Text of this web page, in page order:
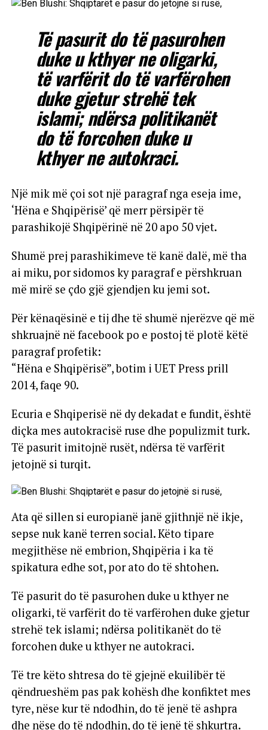
Të pasurit do të pasurohen
duke u kthyer ne oligarki,
të varfërit do të varfërohen
duke gjetur strehë tek
islami; ndërsa politikanët
do të forcohen duke u
kthyer ne autokraci.
Një mik më çoi sot një paragraf nga eseja ime,
‘Hëna e Shqipërisë’ që merr përsipër të
parashikojë Shqipërinë në 20 apo 50 vjet.
Shumë prej parashikimeve të kanë dalë, më tha
ai miku, por sidomos ky paragraf e përshkruan
më mirë se çdo gjë gjendjen ku jemi sot.
Për kënaqësinë e tij dhe të shumë njerëzve që më
shkruajnë në facebook po e postoj të plotë këtë
paragraf profetik:
“Hëna e Shqipërisë”, botim i UET Press prill
2014, faqe 90.
Ecuria e Shqiperisë në dy dekadat e fundit, është
diçka mes autokracisë ruse dhe populizmit turk.
Të pasurit imitojnë rusët, ndërsa të varfërit
jetojnë si turqit.
Ata që sillen si europianë janë gjithnjë në ikje,
sepse nuk kanë terren social. Këto tipare
megjithëse në embrion, Shqipëria i ka të
spikatura edhe sot, por ato do të shtohen.
Të pasurit do të pasurohen duke u kthyer ne
oligarki, të varfërit do të varfërohen duke gjetur
strehë tek islami; ndërsa politikanët do të
forcohen duke u kthyer ne autokraci.
Të tre këto shtresa do të gjejnë ekuilibër të
qëndrueshëm pas pak kohësh dhe konfiktet mes
tyre, nëse kur të ndodhin, do të jenë të ashpra
dhe nëse do të ndodhin, do të jenë të shkurtra.